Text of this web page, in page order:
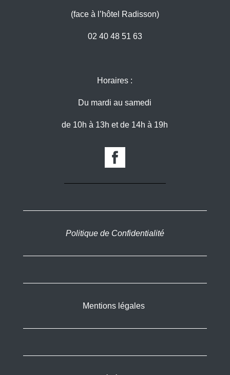
(face à l’hôtel Radisson)
02 40 48 51 63
Horaires :
Du mardi au samedi
de 10h à 13h et de 14h à 19h
Politique de Confidentialité
Mentions légales